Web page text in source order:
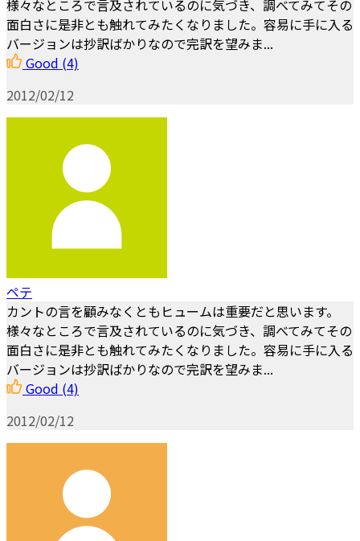
様々なところで言及されているのに気づき、調べてみてその
面白さに是非とも触れてみたくなりました。容易に手に入る
バージョンは抄訳ばかりなので完訳を望みま...
Good (4)
2012/02/12
ペテ
カントの言を顧みなくともヒュームは重要だと思います。
様々なところで言及されているのに気づき、調べてみてその
面白さに是非とも触れてみたくなりました。容易に手に入る
バージョンは抄訳ばかりなので完訳を望みま...
Good (4)
2012/02/12